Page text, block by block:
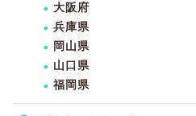
大阪府
兵庫県
岡山県
山口県
福岡県